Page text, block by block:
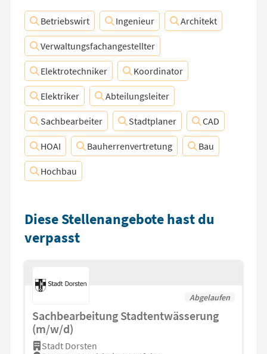
Betriebswirt Ingenieur Architekt
Verwaltungsfachangestellter
Elektrotechniker Koordinator
Elektriker Abteilungsleiter
Sachbearbeiter Stadtplaner CAD
HOAI Bauherrenvertretung Bau
Hochbau
Diese Stellenangebote hast du
verpasst
Abgelaufen
Sachbearbeitung Stadtentwässerung
(m/w/d)
Stadt Dorsten